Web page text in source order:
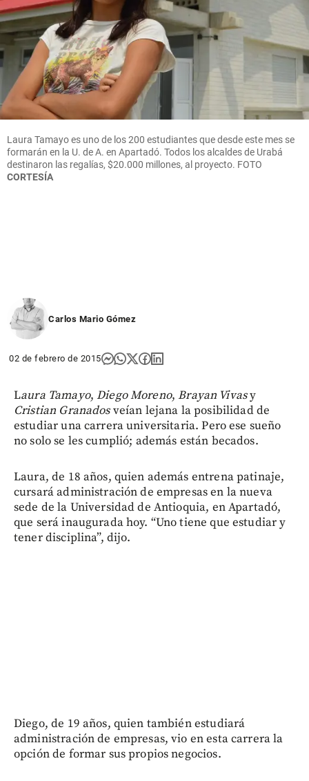
Laura Tamayo es uno de los 200 estudiantes que desde este mes se
formarán en la U. de A. en Apartadó. Todos los alcaldes de Urabá
destinaron las regalías, $20.000 millones, al proyecto. FOTO
CORTESÍA
Carlos Mario Gómez
02 de febrero de 2015
Laura Tamayo,Diego Moreno,Brayan Vivasy
Cristian Granadosveían lejana la posibilidad de
estudiar una carrera universitaria. Pero ese sueño
no solo se les cumplió; además están becados.
Laura, de 18 años, quien además entrena patinaje,
cursará administración de empresas en la nueva
sede de la Universidad de Antioquia, en Apartadó,
que será inaugurada hoy. “Uno tiene que estudiar y
tener disciplina”, dijo.
Diego, de 19 años, quien también estudiará
administración de empresas, vio en esta carrera la
opción de formar sus propios negocios.